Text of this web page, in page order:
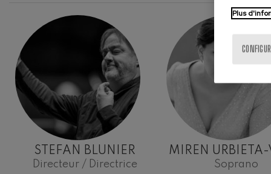
STEFAN BLUNIER
Directeur / Directrice
MIREN
Soprano
Plus